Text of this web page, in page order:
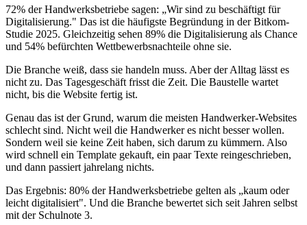
72% der Handwerksbetriebe sagen: „Wir sind zu beschäftigt für
Digitalisierung." Das ist die häufigste Begründung in der Bitkom-
Studie 2025. Gleichzeitig sehen 89% die Digitalisierung als Chance
und 54% befürchten Wettbewerbsnachteile ohne sie.
Die Branche weiß, dass sie handeln muss. Aber der Alltag lässt es
nicht zu. Das Tagesgeschäft frisst die Zeit. Die Baustelle wartet
nicht, bis die Website fertig ist.
Genau das ist der Grund, warum die meisten Handwerker-Websites
schlecht sind. Nicht weil die Handwerker es nicht besser wollen.
Sondern weil sie keine Zeit haben, sich darum zu kümmern. Also
wird schnell ein Template gekauft, ein paar Texte reingeschrieben,
und dann passiert jahrelang nichts.
Das Ergebnis: 80% der Handwerksbetriebe gelten als „kaum oder
leicht digitalisiert". Und die Branche bewertet sich seit Jahren selbst
mit der Schulnote 3.